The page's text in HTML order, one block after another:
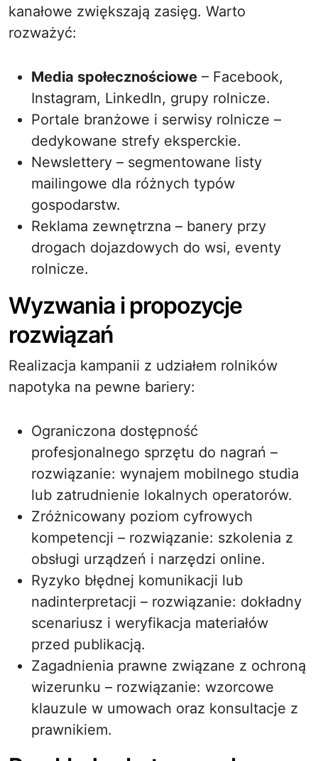
kanałowe zwiększają zasięg. Warto
rozważyć:
Media społecznościowe – Facebook,
Instagram, LinkedIn, grupy rolnicze.
Portale branżowe i serwisy rolnicze –
dedykowane strefy eksperckie.
Newslettery – segmentowane listy
mailingowe dla różnych typów
gospodarstw.
Reklama zewnętrzna – banery przy
drogach dojazdowych do wsi, eventy
rolnicze.
Wyzwania i propozycje
rozwiązań
Realizacja kampanii z udziałem rolników
napotyka na pewne bariery:
Ograniczona dostępność
profesjonalnego sprzętu do nagrań –
rozwiązanie: wynajem mobilnego studia
lub zatrudnienie lokalnych operatorów.
Zróżnicowany poziom cyfrowych
kompetencji – rozwiązanie: szkolenia z
obsługi urządzeń i narzędzi online.
Ryzyko błędnej komunikacji lub
nadinterpretacji – rozwiązanie: dokładny
scenariusz i weryfikacja materiałów
przed publikacją.
Zagadnienia prawne związane z ochroną
wizerunku – rozwiązanie: wzorcowe
klauzule w umowach oraz konsultacje z
prawnikiem.